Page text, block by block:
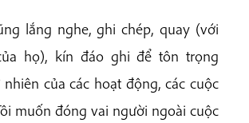
lắng nghe, ghi chép, quay (với
họ), kín đáo ghi để tôn trọng
của các hoạt động, các cuộc
muốn đóng vai người ngoài cuộc